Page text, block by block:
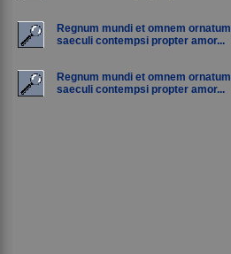
Regnum mundi et omnem ornatum
saeculi contempsi propter amor...
Regnum mundi et omnem ornatum
saeculi contempsi propter amor...